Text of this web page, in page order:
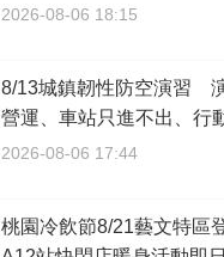
2026-08-06 18:15
8/13城鎮韌性防空演習
營運、車站只進不出、行
2026-08-06 17:44
桃園冷飲節8/21藝文特區